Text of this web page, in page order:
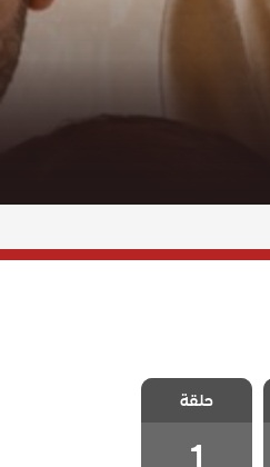
مسلسل شعلة
الحلقة 1
حلقة
1